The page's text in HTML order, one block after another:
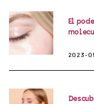
El
2023-